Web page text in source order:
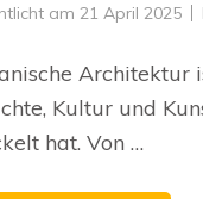
am 21 April 2025
Architektur
Kultur und
hat. Von …